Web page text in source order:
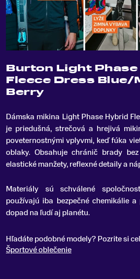
Burton Light
Fleece Dress Blue/
Berry
Dámska mikina Light Phase Hybrid
je priedušná, strečová a hrejivá
poveternostnými vplyvmi, keď fúka
oblaky. Obsahuje chránič brady
elastické manžety, reflexné detaily a
Materiály sú schválené
používajú iba bezpečné chemikálie
dopad na ľudí aj planétu.
Hľadáte podobné modely? Pozrite si
Športové oblečenie